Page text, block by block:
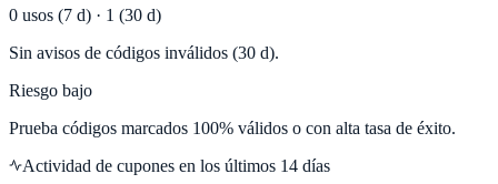
0 usos (7 d) · 1 (30 d)
Sin avisos de códigos inválidos (30 d).
Riesgo bajo
Prueba códigos marcados 100% válidos o con alta tasa de éxito.
Actividad de cupones en los últimos 14 días